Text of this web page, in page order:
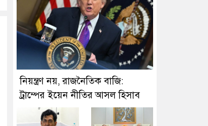
নিয়ন্ত্রণ নয়, রাজনৈতিক বাজি:
ট্রাম্পের ইয়েন নীতির আসল হিসাব